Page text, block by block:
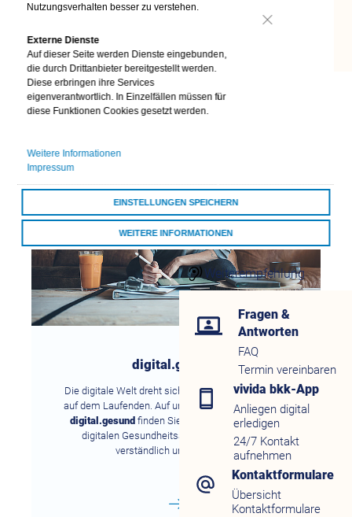
Nutzungsverhalten besser zu verstehen.
Externe Dienste
Auf dieser Seite werden Dienste eingebunden,
die durch Drittanbieter bereitgestellt werden.
Diese erbringen ihre Services
eigenverantwortlich. In Einzelfällen müssen für
diese Funktionen Cookies gesetzt werden.
Weitere Informationen
Impressum
EINSTELLUNGEN SPEICHERN
WEITERE INFORMATIONEN
ALLE COOKIES AKZEPTIEREN
Kontaktformulare
vivida bkk
Über uns
Ausbildung & Karriere
Weiterempfehlung
Fragen &
Antworten
FAQ
Termin vereinbaren
vivida bkk-App
Anliegen digital
erledigen
24/7 Kontakt
aufnehmen
Kontaktformulare
Übersicht
Kontaktformulare
Schnell & unkompliziert – Unsere
digitalen Services
Ob Zuhause, bei der Arbeit oder im Urlaub: Die digitalen
Services der vivida bkk stehen Ihnen rund um die Uhr zur
Verfügung. Schnell und einfach.
digital.gesund
Die digitale Welt dreht sich schnell – wir halten Sie
auf dem Laufenden. Auf unserer Wissensplattform
digital.gesund finden Sie alle wichtigen Infos zu
digitalen Gesundheitsangeboten – einfach,
verständlich und praxisnah.